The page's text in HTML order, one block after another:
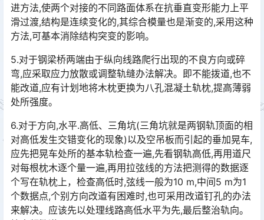
进方法,使两个对接的不同路面体系在抗垂直变形能力上平
滑过渡,结构是连续变化的,其综合模量也是渐变的,采用这种
方法,可基本消除结构突变的影响。󠅅󠅃󠄵󠅂󠄪󠇖󠆨󠆨󠇕󠆞󠆒󠅬󠇘󠆭󠆘󠇙󠆝󠅵󠇗󠆭󠆁󠄐󠇗󠅹󠅸󠇖󠆍󠅳󠇖󠅹󠅰󠇖󠆌󠅹
5.对于钢梁桥两端由于纵向线路爬行出现的不良方向或碎
弯,应采取应力放散或调整轨缝办法解决。即不能拨道,也不
能改道,应有计划地将木枕更换为八孔混凝土轨枕,提高薄弱
处所强度。󠅅󠅃󠄵󠅂󠄪󠇖󠆨󠆨󠇕󠆞󠆒󠅬󠇘󠆭󠆘󠇙󠆝󠅵󠇗󠆭󠆁󠄐󠇗󠅹󠅸󠇖󠆍󠅳󠇖󠅹󠅰󠇖󠆌󠅹
6.对于方向,水平.高低、三角坑(三角坑就是两钢轨顶面的相
对高低发生交错变化的现象)以及空吊板而引起的垂加晃车,
应先把晃车处所的基本轨检查一遍,先看钢轨高低,再用道尺
对每根枕木逐个量一遍,再用拉弦线的方法把测得的数据逐
个写在轨枕上，检查高低时,弦线一般为10 m,中间5 m为1
个数据点,个别方向改道有困难时,也可采用改道钉孔的办法
来解决。应该先以处理线路高低水平为先,最后整治轨向。